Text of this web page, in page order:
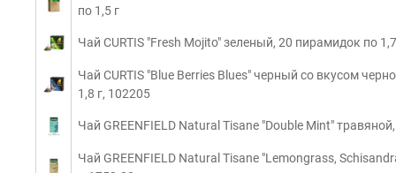
по 1,5 г
Чай CURTIS "Fresh Mojito" зеленый, 20 пирамидок по
Чай CURTIS "Blue Berries Blues" черный со вкусом
1,8 г, 102205
Чай GREENFIELD Natural Tisane "Double Mint"
Чай GREENFIELD Natural Tisane "Lemongrass,